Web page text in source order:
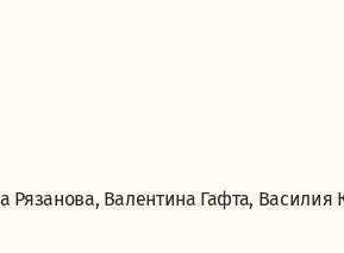
Валентина Гафта, Василия